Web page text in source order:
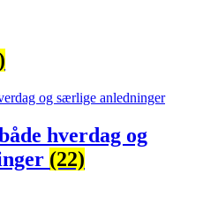
hverdag og
(22)